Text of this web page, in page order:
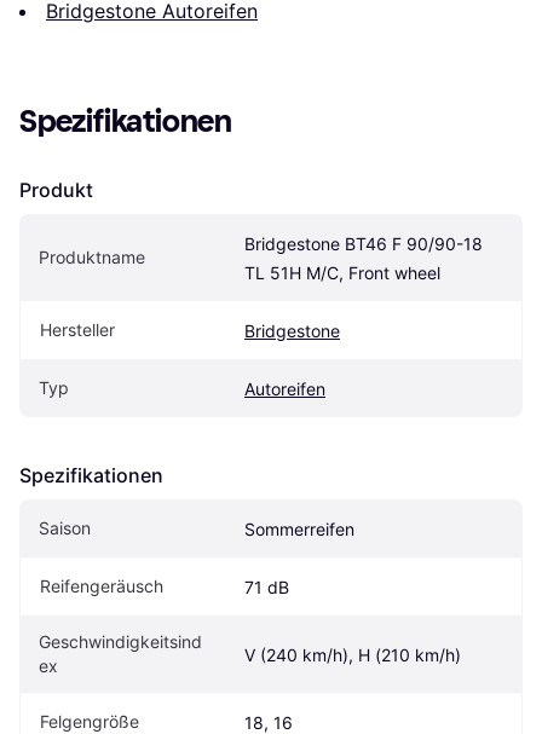
Bridgestone Autoreifen
Spezifikationen
Produkt
Produktname
Bridgestone BT46 F 90/90-18
TL 51H M/C, Front wheel
Hersteller Bridgestone
Typ Autoreifen
Spezifikationen
Saison Sommerreifen
Reifengeräusch 71 dB
Geschwindigkeitsind
ex
V (240 km/h), H (210 km/h)
Felgengröße 18, 16